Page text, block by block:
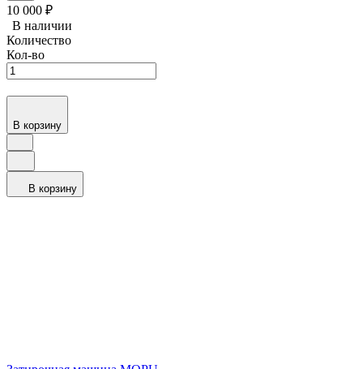
10 000 ₽
В наличии
Количество
Кол-во
В корзину
В корзину